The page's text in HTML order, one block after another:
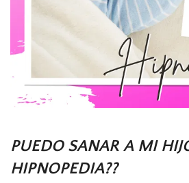
PUEDO SANAR A MI
HIPNOPEDIA??